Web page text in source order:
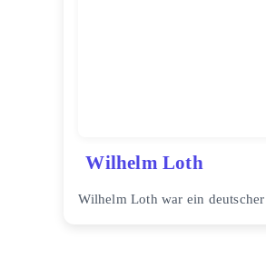
Wilhelm Loth
Wilhelm Loth war ein